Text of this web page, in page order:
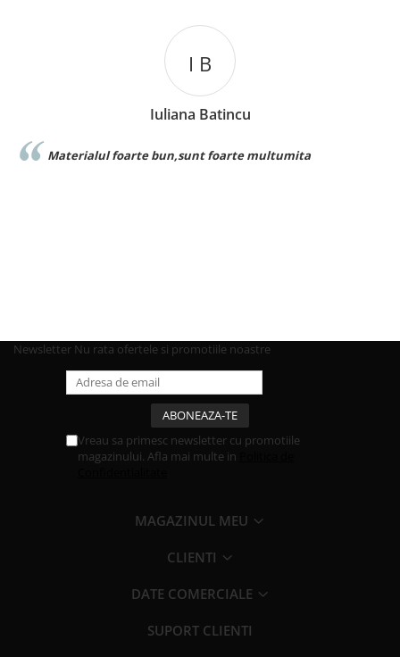
I B
Iuliana Batincu
Materialul foarte bun,sunt foarte multumita
Newsletter Nu rata ofertele si promotiile noastre
Vreau sa primesc newsletter cu promotiile
magazinului. Afla mai multe in
MAGAZINUL MEU
CLIENTI
DATE COMERCIALE
SUPORT CLIENTI